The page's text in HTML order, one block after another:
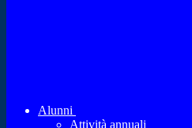
Alunni
Attività annuali